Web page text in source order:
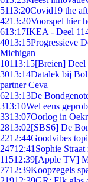
5113:20Covid19 the
4213:20Voorspel hier
613:17IKEA - Deel
4013:15Progressieve
Michigan
10113:15[Breien] Deel
3013:14Datalek bij
partner Ceva
6213:13De
313:10Wel eens
3313:07Oorlog in
2813:02[SBS6] De
2212:44Goodvibes
24712:41 Sophie
11512:39[Apple TV]
7712:39Koopzegels